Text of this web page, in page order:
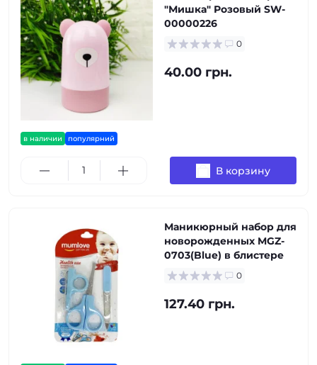
в наличии популярний
"Мишка" Розовый SW-
00000226
0
40.00 грн.
В корзину
Маникюрный набор для
новорожденных MGZ-
0703(Blue) в блистере
0
127.40 грн.